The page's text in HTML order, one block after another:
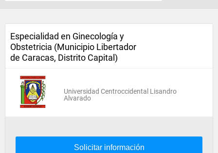
Especialidad en Ginecología y
Obstetricia (Municipio Libertador
de Caracas, Distrito Capital)
Universidad Centroccidental Lisandro
Alvarado
Solicitar información